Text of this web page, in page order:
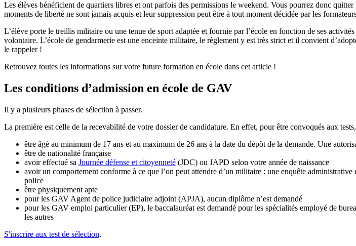
Les élèves bénéficient de quartiers libres et ont parfois des permissions le weekend. Vous pourrez donc
moments de liberté ne sont jamais acquis et leur suppression peut être à tout moment décidée par les
L’élève porte le treillis militaire ou une tenue de sport adaptée et fournie par l’école en fonction de ses
volontaire. L’école de gendarmerie est une enceinte militaire, le règlement y est très strict et il convient
le rappeler !
Retrouvez toutes les informations sur votre future formation en école dans cet article !
Les conditions d’admission en école de GAV
Il y a plusieurs phases de sélection à passer.
La première est celle de la recevabilité de votre dossier de candidature. En effet, pour être convoqués aux
être âgé au minimum de 17 ans et au maximum de 26 ans à la date du dépôt de la demande. Une
être de nationalité française
avoir effectué sa Journée défense et citoyenneté (JDC) ou JAPD selon votre année de naissance
avoir un comportement conforme à ce que l’on peut attendre d’un militaire : une enquête
police
être physiquement apte
pour les GAV Agent de police judiciaire adjoint (APJA), aucun diplôme n’est demandé
pour les GAV emploi particulier (EP), le baccalauréat est demandé pour les spécialités employé de
les autres
S'inscrire aux test de sélection.